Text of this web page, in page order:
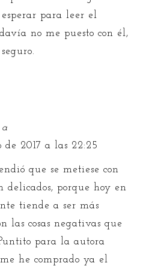
esperar para leer el
no me puesto con él,
de 2017 a las 22:25
que se metiese con
delicados, porque hoy en
tiende a ser más
las cosas negativas que
para la autora
he comprado ya el